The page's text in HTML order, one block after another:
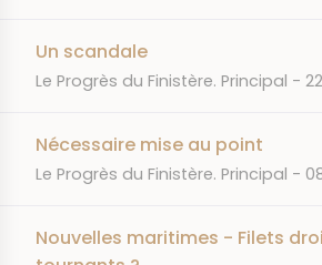
Un scandale
JOURNAL
Le Progrès du Finistère. Principal
Nécessaire mise au point
JOURNAL
Le Progrès du Finistère. Principal
Nouvelles maritimes - Filets